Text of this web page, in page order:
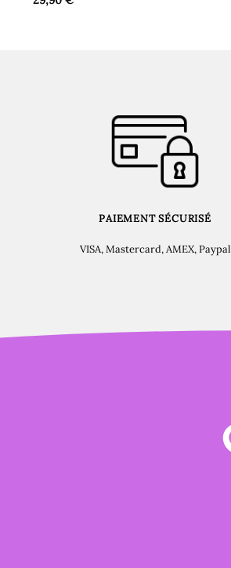
PAIEMENT SÉCURISÉ
VISA, Mastercard, AMEX, Paypal